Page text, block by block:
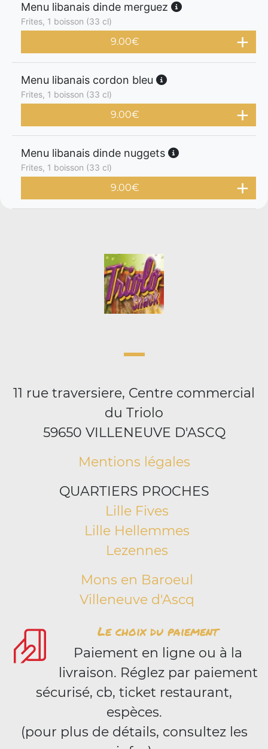
Menu libanais dinde merguez
Frites, 1 boisson (33 cl)
9.00€
Menu libanais cordon bleu
Frites, 1 boisson (33 cl)
9.00€
Menu libanais dinde nuggets
Frites, 1 boisson (33 cl)
9.00€
11 rue traversiere, Centre commercial
du Triolo
59650 VILLENEUVE D'ASCQ
Mentions légales
QUARTIERS PROCHES
Lille Fives
Lille Hellemmes
Lezennes
Mons en Baroeul
Villeneuve d'Ascq
Le choix du paiement
Paiement en ligne ou à la
livraison. Réglez par paiement
sécurisé, cb, ticket restaurant,
espèces.
(pour plus de détails, consultez les